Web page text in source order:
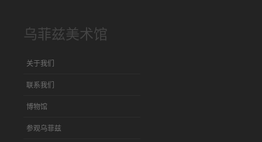
乌菲兹美术馆
关于我们
联系我们
博物馆
参观乌菲兹